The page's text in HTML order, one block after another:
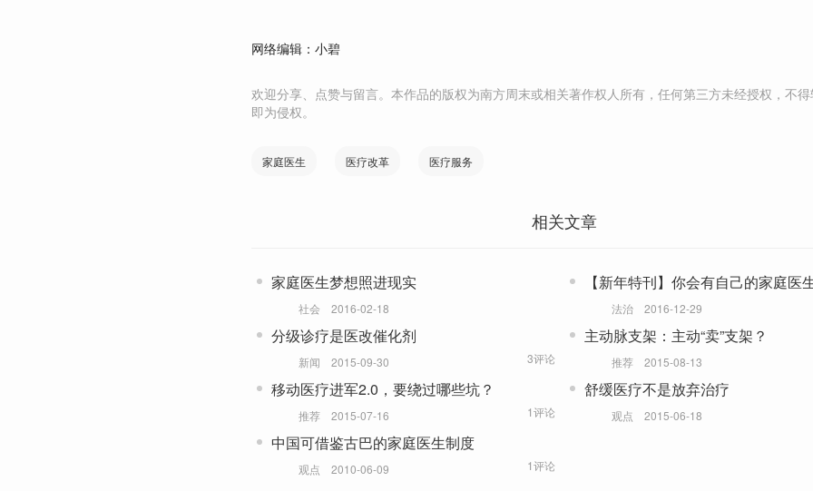
网络编辑：小碧
欢迎分享、点赞与留言。本作品的版权为南方周末或相关著作权人所有，任何第三方未经授权，不
即为侵权。
家庭医生 医疗改革 医疗服务
相关文章
家庭医生梦想照进现实
社会 2016-02-18
【新年特刊】你会有自己的家庭医
法治 2016-12-29
分级诊疗是医改催化剂
新闻 2015-09-30 3评论
主动脉支架：主动“卖”支架？
推荐 2015-08-13
移动医疗进军2.0，要绕过哪些坑？
推荐 2015-07-16 1评论
舒缓医疗不是放弃治疗
观点 2015-06-18
中国可借鉴古巴的家庭医生制度
观点 2010-06-09 1评论